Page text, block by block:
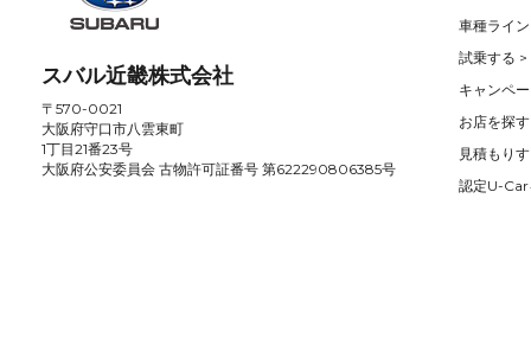
スバル近畿株式会社
〒570-0021
大阪府守口市八雲東町
1丁目21番23号
大阪府公安委員会 古物許可証番号 第622290806385号
車種ライ
試乗する >
キャンペ
お店を探
見積もり
認定U-Car